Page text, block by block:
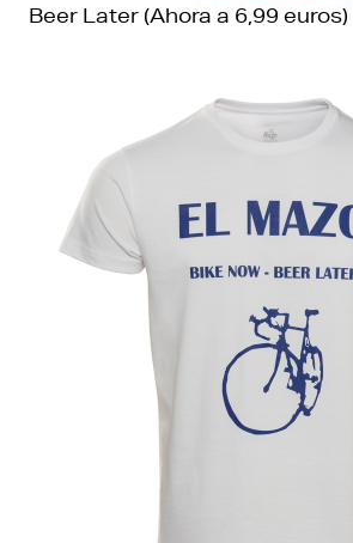
Beer Later (Ahora a 6,99 euros)